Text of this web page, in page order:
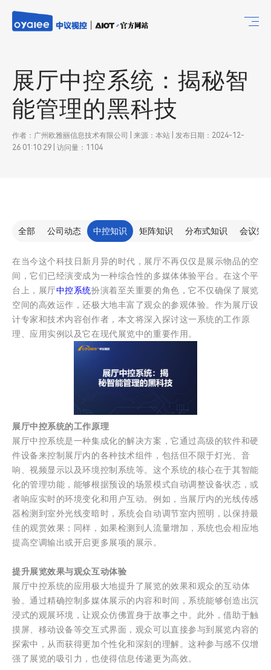
展厅中控系统：揭秘智
能管理的黑科技
作者：广州欧雅丽信息技术有限公司 | 来源：本站 | 发布日期：2024-12-
26 01:10:29 | 访问量：1104
全部 公司动态 中控知识 矩阵知识 分布式知识 会议知
在当今这个科技日新月异的时代，展厅不再仅仅是展示物品的空
间，它们已经演变成为一种综合性的多媒体体验平台。在这个平
台上，展厅中控系统扮演着至关重要的角色，它不仅确保了展览
空间的高效运作，还极大地丰富了观众的参观体验。作为展厅设
计专家和技术内容创作者，本文将深入探讨这一系统的工作原
理、应用实例以及它在现代展览中的重要作用。
展厅中控系统的工作原理
展厅中控系统是一种集成化的解决方案，它通过高级的软件和硬
件设备来控制展厅内的各种技术组件，包括但不限于灯光、音
响、视频显示以及环境控制系统等。这个系统的核心在于其智能
化的管理功能，能够根据预设的场景模式自动调整设备状态，或
者响应实时的环境变化和用户互动。例如，当展厅内的光线传感
器检测到室外光线变暗时，系统会自动调节室内照明，以保持最
佳的观赏效果；同样，如果检测到人流量增加，系统也会相应地
提高空调输出或开启更多展项的展示。
提升展览效果与观众互动体验
展厅中控系统的应用极大地提升了展览的效果和观众的互动体
验。通过精确控制多媒体展示的内容和时间，系统能够创造出沉
浸式的观展环境，让观众仿佛置身于故事之中。此外，借助于触
摸屏、移动设备等交互式界面，观众可以直接参与到展览内容的
探索中，从而获得更加个性化和深刻的理解。这种参与感不仅增
强了展览的吸引力，也使得信息传递更为高效。